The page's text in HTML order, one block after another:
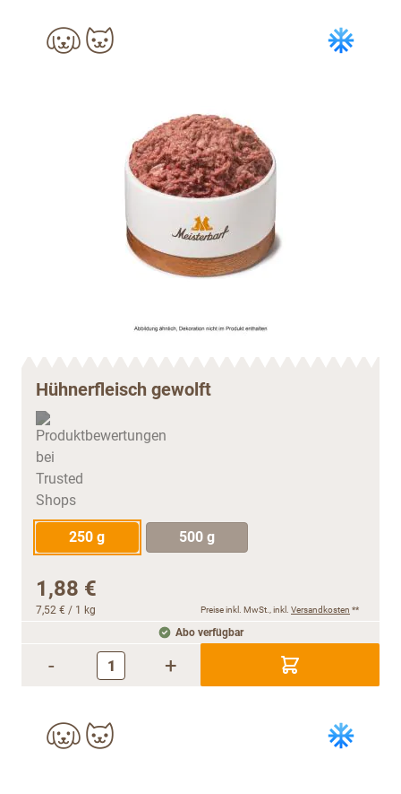
Hühnerfleisch gewolft
250 g 500 g
1,88 €
7,52 € / 1 kg Preise inkl. MwSt., inkl. Versandkosten **
Abo verfügbar
- +